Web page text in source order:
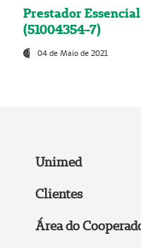
Prestador
(51004354-7)
04 de Maio de 2021
Unimed
Clientes
Área do